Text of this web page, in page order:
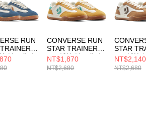
RUN
流星復古
閒鞋 男
藍/白
CONVERSE RUN
STAR TRAINER
OX 低筒 流星復古
運動鞋 休閒鞋 男
鞋 女鞋 黃/白/藍
NT$1,870
NT$2,680
STAR
OX 低筒
運動鞋 休
鞋 女鞋 咖
NT$2,140
NT$2,680